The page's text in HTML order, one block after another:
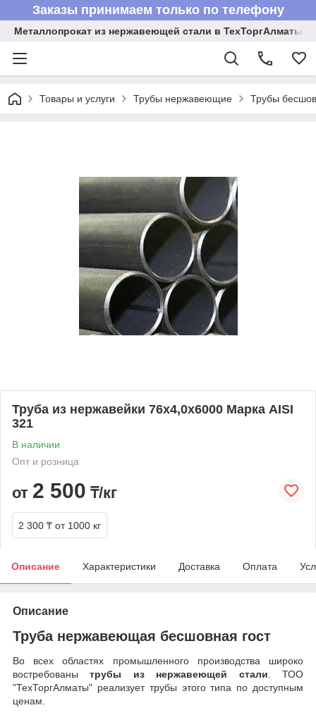
Заказы принимаем только по телефону
Металлопрокат из нержавеющей стали в ТехТоргАлматы
Товары и услуги Трубы нержавеющие Трубы
Труба из нержавейки 76х4,0х6000 Марка AISI
321
В наличии
Опт и розница
от 2 500 ₸/кг
2 300 ₸ от 1000 кг
Описание Характеристики Доставка Оплата
Описание
Труба нержавеющая бесшовная гост
Во всех областях промышленного производства широко
востребованытрубы из нержавеющей стали. ТОО
"ТехТоргАлматы" реализует трубы этого типа по доступным
ценам.